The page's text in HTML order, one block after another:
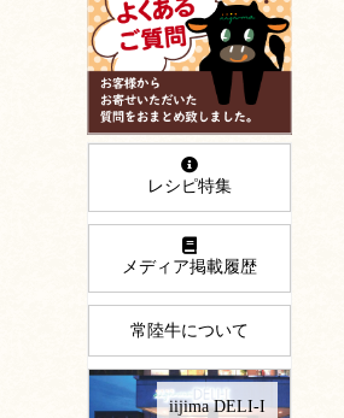
レシピ特集
メディア掲載履歴
常陸牛について
iijima DELI-I